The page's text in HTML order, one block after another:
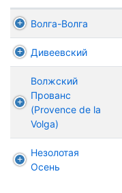
Волга-Волга
Дивеевский
Волжский
Прованс
(Provence de la
Volga)
Незолотая
Осень